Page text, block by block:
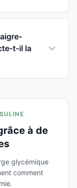
t-il la
à de
glycémique
comment